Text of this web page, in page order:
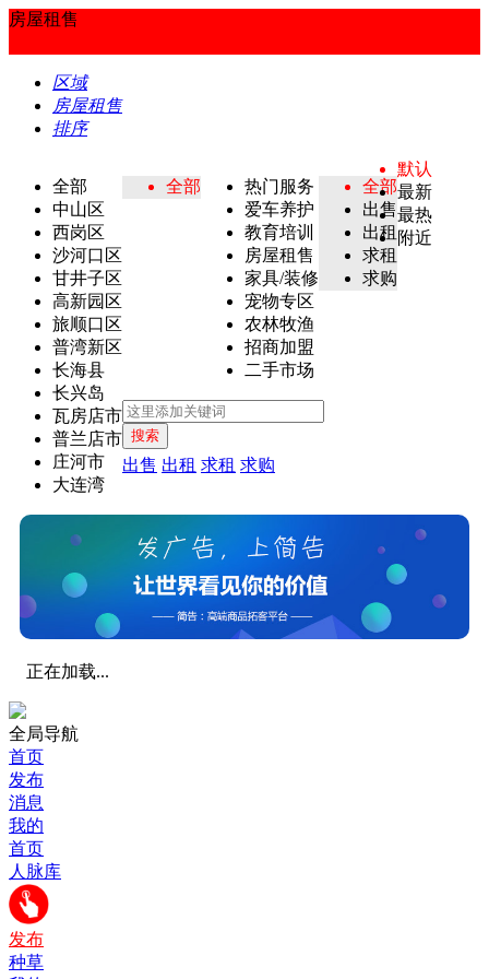
房屋租售
区域
房屋租售
排序
全部
中山区
西岗区
沙河口区
甘井子区
高新园区
旅顺口区
普湾新区
长海县
长兴岛
瓦房店市
普兰店市
庄河市
大连湾
全部
热门服务
爱车养护
教育培训
房屋租售
家具/装修
宠物专区
农林牧渔
招商加盟
二手市场
全部
出售
出租
求租
求购
默认
最新
最热
附近
搜索
出售 出租 求租 求购
正在加载...
全局导航
首页
发布
消息
我的
首页
人脉库
发布
种草